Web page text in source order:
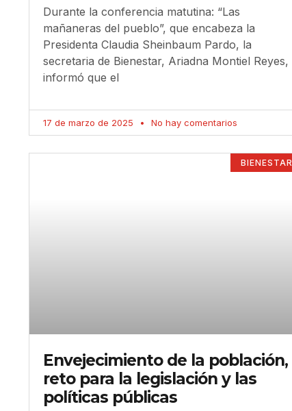
Durante la conferencia matutina: “Las
mañaneras del pueblo”, que encabeza la
Presidenta Claudia Sheinbaum Pardo, la
secretaria de Bienestar, Ariadna Montiel Reyes,
informó que el
17 de marzo de 2025 No hay comentarios
BIENESTAR
Envejecimiento de la población,
reto para la legislación y las
políticas públicas